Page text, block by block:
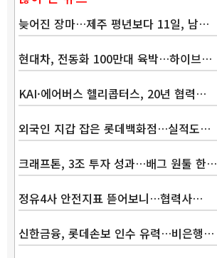
늦어진 장마…제주 평년보다 11일, 남…
현대차, 전동화 100만대 육박…하이브…
KAI·에어버스 헬리콥터스, 20년 협력…
외국인 지갑 잡은 롯데백화점…실적도…
크래프톤, 3조 투자 성과…배그 원툴 한…
정유4사 안전지표 뜯어보니…협력사…
신한금융, 롯데손보 인수 유력…비은행…